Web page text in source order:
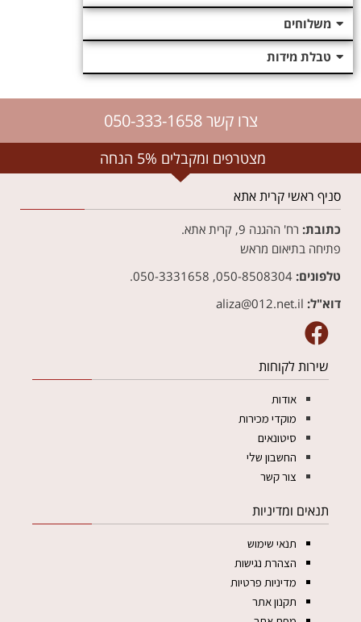
משלוחים
טבלת מידות
צרו קשר 050-333-1658
מצטרפים ומקבלים 5% הנחה
סניף ראשי קרית אתא
כתובת: רח' ההגנה 9, קרית אתא.
פתיחה בתיאום מראש
טלפונים:
דוא"ל:
שירות לקוחות
אודות
מוקדי מכירות
סיטונאים
החשבון שלי
צור קשר
תנאים ומדיניות
תנאי שימוש
הצהרת נגישות
מדיניות פרטיות
תקנון אתר